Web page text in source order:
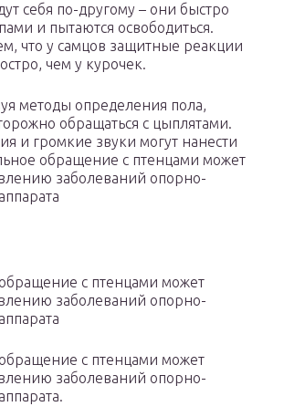
себя по-другому – они быстро
и пытаются освободиться.
что у самцов защитные реакции
чем у курочек.
методы определения пола,
обращаться с цыплятами.
и громкие звуки могут нанести
обращение с птенцами может
заболеваний опорно-
с птенцами может
заболеваний опорно-
с птенцами может
заболеваний опорно-